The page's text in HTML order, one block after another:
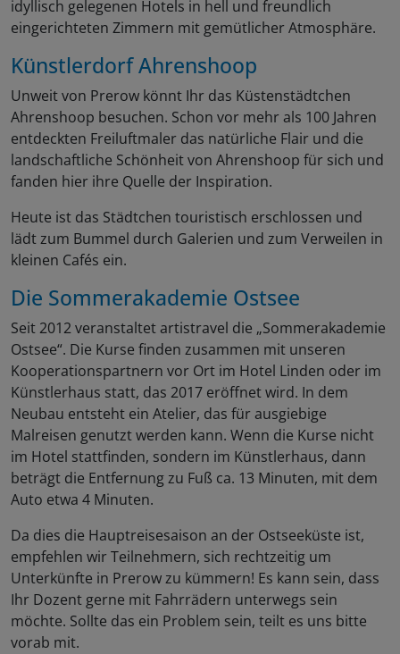
idyllisch gelegenen Hotels in hell und freundlich
eingerichteten Zimmern mit gemütlicher Atmosphäre.
Künstlerdorf Ahrenshoop
Unweit von Prerow könnt Ihr das Küstenstädtchen
Ahrenshoop besuchen. Schon vor mehr als 100 Jahren
entdeckten Freiluftmaler das natürliche Flair und die
landschaftliche Schönheit von Ahrenshoop für sich und
fanden hier ihre Quelle der Inspiration.
Heute ist das Städtchen touristisch erschlossen und
lädt zum Bummel durch Galerien und zum Verweilen in
kleinen Cafés ein.
Die Sommerakademie Ostsee
Seit 2012 veranstaltet artistravel die „Sommerakademie
Ostsee“. Die Kurse finden zusammen mit unseren
Kooperationspartnern vor Ort im Hotel Linden oder im
Künstlerhaus statt, das 2017 eröffnet wird. In dem
Neubau entsteht ein Atelier, das für ausgiebige
Malreisen genutzt werden kann. Wenn die Kurse nicht
im Hotel stattfinden, sondern im Künstlerhaus, dann
beträgt die Entfernung zu Fuß ca. 13 Minuten, mit dem
Auto etwa 4 Minuten.
Da dies die Hauptreisesaison an der Ostseeküste ist,
empfehlen wir Teilnehmern, sich rechtzeitig um
Unterkünfte in Prerow zu kümmern! Es kann sein, dass
Ihr Dozent gerne mit Fahrrädern unterwegs sein
möchte. Sollte das ein Problem sein, teilt es uns bitte
vorab mit.